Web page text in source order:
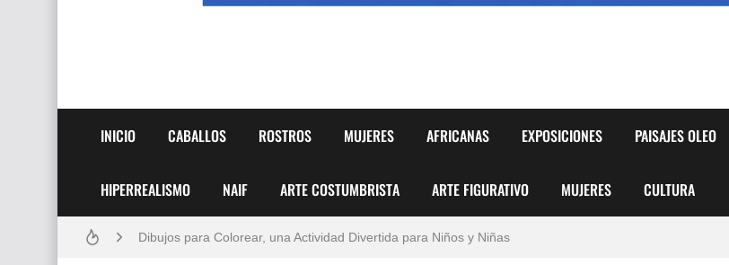
INICIO CABALLOS ROSTROS MUJERES AFRICANAS EXPOSICIONES PAISAJES OLEO
HIPERREALISMO NAIF ARTE COSTUMBRISTA ARTE FIGURATIVO MUJERES CULTURA
Pintores de Paisajes Famosos, Arte al Óleo
Dibujos para Colorear, una Actividad Divertida para Niños y Niñas